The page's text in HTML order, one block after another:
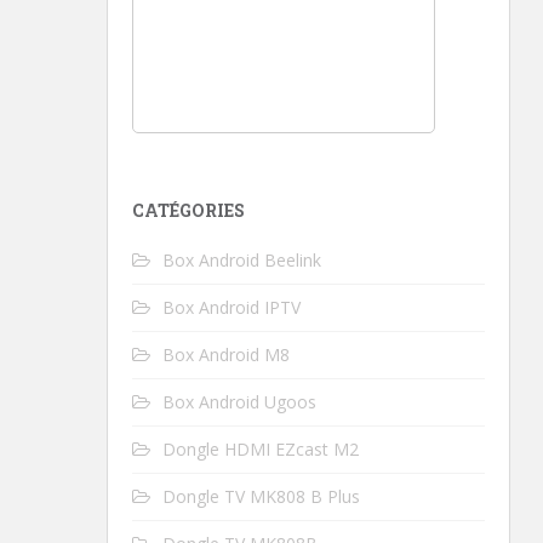
CATÉGORIES
Box Android Beelink
Box Android IPTV
Box Android M8
Box Android Ugoos
Dongle HDMI EZcast M2
Dongle TV MK808 B Plus